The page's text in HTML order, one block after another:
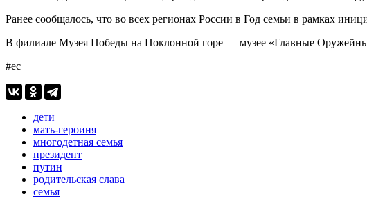
Ранее сообщалось, что во всех регионах России в Год семьи в рамках
В филиале Музея Победы на Поклонной горе — музее «Главные
#ес
дети
мать-героиня
многодетная семья
президент
путин
родительская слава
семья